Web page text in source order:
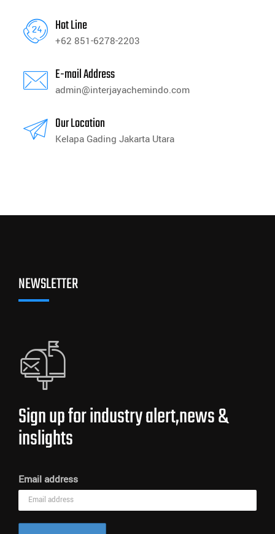
Hot Line
+62 851-6278-2203
E-mail Address
admin@interjayachemindo.com
Our Location
Kelapa Gading Jakarta Utara
NEWSLETTER
Sign up for industry alert,news &
inslights
Email address